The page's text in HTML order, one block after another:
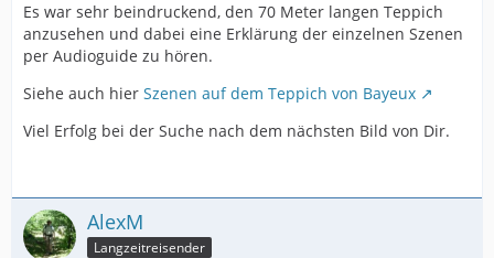
Es war sehr beindruckend, den 70 Meter langen Teppich
anzusehen und dabei eine Erklärung der einzelnen Szenen
per Audioguide zu hören.
Siehe auch hier Szenen auf dem Teppich von Bayeux
Viel Erfolg bei der Suche nach dem nächsten Bild von Dir.
AlexM
Langzeitreisender